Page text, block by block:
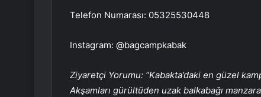
Telefon Numarası: 05325530448
Instagram: @bagcampkabak
Ziyaretçi Yorumu: “Kabakta’daki en güzel
Akşamları gürültüden uzak balkabağı